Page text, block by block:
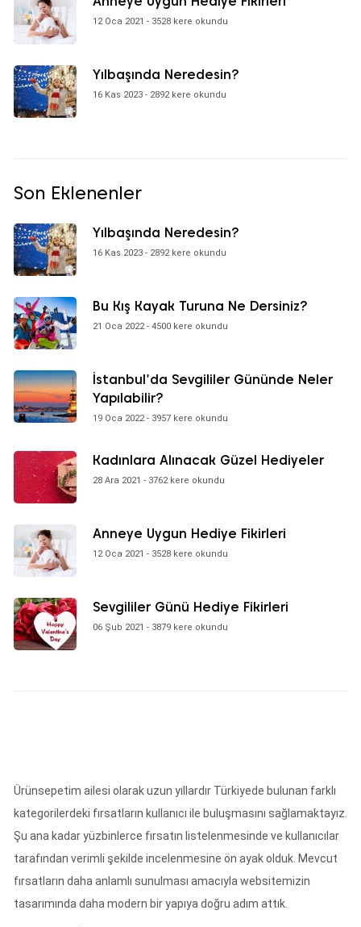
12 Oca 2021 - 3528 kere okundu
Yılbaşında Neredesin?
16 Kas 2023 - 2892 kere okundu
Son Eklenenler
Yılbaşında Neredesin?
16 Kas 2023 - 2892 kere okundu
Bu Kış Kayak Turuna Ne Dersiniz?
21 Oca 2022 - 4500 kere okundu
İstanbul'da Sevgililer Gününde Neler
Yapılabilir?
19 Oca 2022 - 3957 kere okundu
Kadınlara Alınacak Güzel Hediyeler
28 Ara 2021 - 3762 kere okundu
Anneye Uygun Hediye Fikirleri
12 Oca 2021 - 3528 kere okundu
Sevgililer Günü Hediye Fikirleri
06 Şub 2021 - 3879 kere okundu
Ürünsepetim ailesi olarak uzun yıllardır Türkiyede bulunan farklı
kategorilerdeki fırsatların kullanıcı ile buluşmasını sağlamaktayız.
Şu ana kadar yüzbinlerce fırsatın listelenmesinde ve kullanıcılar
tarafından verimli şekilde incelenmesine ön ayak olduk. Mevcut
fırsatların daha anlamlı sunulması amacıyla websitemizin
tasarımında daha modern bir yapıya doğru adım attık.